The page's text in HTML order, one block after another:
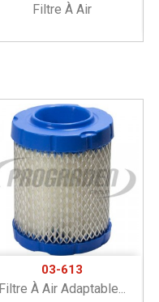
Filtre À Air
03-613
Filtre À Air Adaptable...